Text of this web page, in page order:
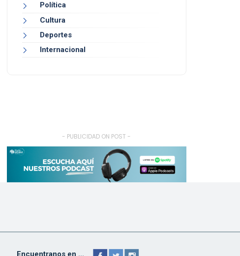
Política
Cultura
Deportes
Internacional
- PUBLICIDAD ON POST -
Encuentranos en ...